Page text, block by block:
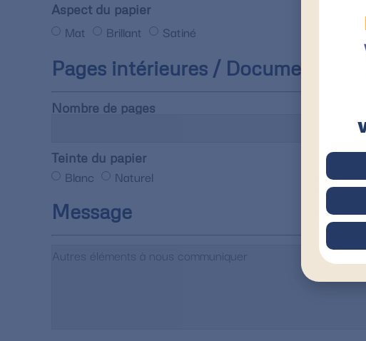
Aspect du papier
Mat Brillant Satiné
Pages intérieures / Document
Nombre de pages
Teinte du papier
Blanc Naturel
Message